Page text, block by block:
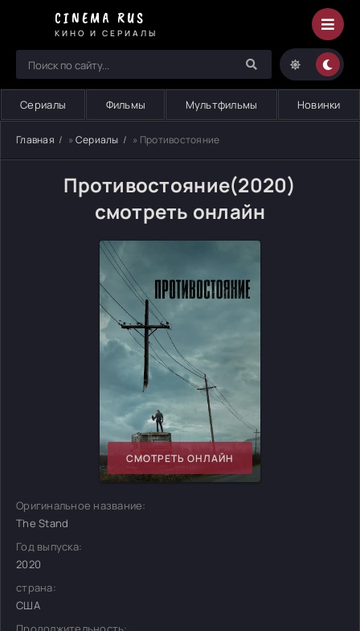
CINEMA RUS
КИНО И СЕРИАЛЫ
Сериалы Фильмы Мультфильмы Новинки
Главная » Сериалы » Противостояние
Противостояние(2020)
смотреть онлайн
СМОТРЕТЬ ОНЛАЙН
Оригинальное название:
The Stand
Год выпуска:
2020
страна:
США